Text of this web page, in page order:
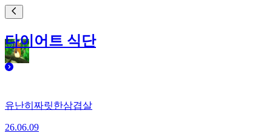
다이어트 식단
유난히짜릿한삼겹살
26.06.09